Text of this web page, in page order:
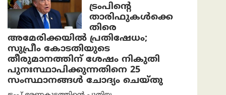
ട്രംപിന്റെ
താരിഫുകൾക്കെ
തിരെ
അമേരിക്കയില്‍ പ്രതിഷേധം;
സുപ്രീം കോടതിയുടെ
തീരുമാനത്തിന് ശേഷം നികുതി
പുനഃസ്ഥാപിക്കുന്നതിനെ 25
സംസ്ഥാനങ്ങൾ ചോദ്യം ചെയ്തു